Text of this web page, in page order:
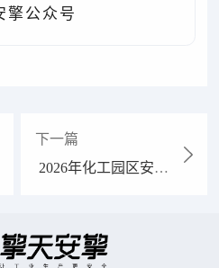
擎公众号
下一篇
2026年化工园区安全
哪些巨变？